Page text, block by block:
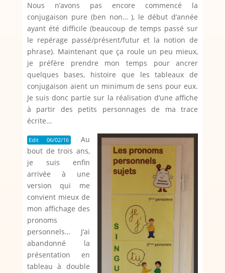
Nous n’avons pas encore commencé la
conjugaison pure (ben non… ), le début d’année
ayant été difficile (beaucoup de temps passé sur
le repérage passé/présent/futur et la notion de
phrase). Maintenant que ça roule un peu mieux,
je préfère prendre mon temps pour ancrer
quelques bases, histoire que les tableaux de
conjugaison aient un minimum de sens pour eux.
Je suis donc partie sur la réalisation d’une affiche
à partir des petits personnages de ma trace
écrite…
Edit 06/02/16
Au
bout de trois ans,
je suis enfin
arrivée à une
version qui me
convient mieux de
mon affichage des
pronoms
personnels… J’ai
abandonné la
présentation en
tableau à double